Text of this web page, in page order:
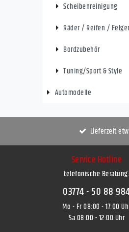
Scheibenreinigung
Räder / Reifen /
Bordzubehör
Tuning/Sport & Style
Automodelle
Lieferzeit
Service Hotline
telefonische Beratung:
03774 - 50 88
Mo - Fr 08:00 - 17:00
Sa 08:00 - 12:00 Uhr